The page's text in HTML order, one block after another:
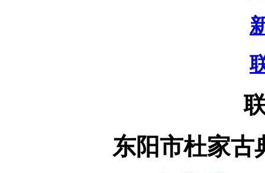
东阳市杜家古